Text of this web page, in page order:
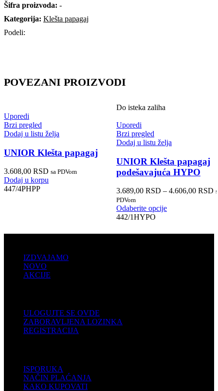
Šifra proizvoda: -
Kategorija: Klešta papagaj
Podeli:
POVEZANI PROIZVODI
Uporedi
Brzi pregled
Dodaj u listu želja
UNIOR Klešta papagaj
3.608,00 RSD sa PDVom
Dodaj u korpu
447/4PHPP
Do isteka zaliha
Uporedi
Brzi pregled
Dodaj u listu želja
UNIOR Klešta papagaj
podešavajuća HYPO
3.689,00 RSD – 4.606,00 RSD
PDVom
Odaberite opcije
442/1HYPO
IZDVAJAMO
NOVO
AKCIJE
ULOGUJTE SE OVDE
ZABORAVLJENA LOZINKA
REGISTRACIJA
ISPORUKA
NAČIN PLAĆANJA
KAKO KUPOVATI